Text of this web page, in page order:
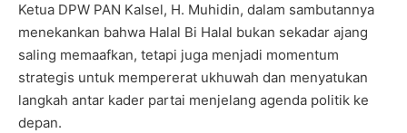
Ketua DPW PAN Kalsel, H. Muhidin, dalam sambutannya
menekankan bahwa Halal Bi Halal bukan sekadar ajang
saling memaafkan, tetapi juga menjadi momentum
strategis untuk mempererat ukhuwah dan menyatukan
langkah antar kader partai menjelang agenda politik ke
depan.